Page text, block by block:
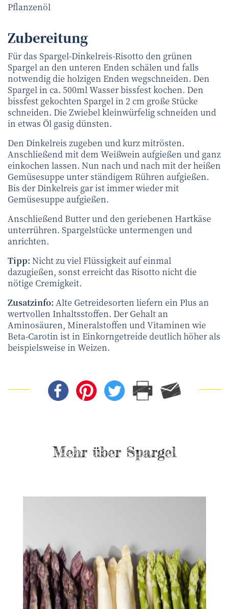
Pflanzenöl
Zubereitung
Für das Spargel-Dinkelreis-Risotto den grünen
Spargel an den unteren Enden schälen und falls
notwendig die holzigen Enden wegschneiden. Den
Spargel in ca. 500ml Wasser bissfest kochen. Den
bissfest gekochten Spargel in 2 cm große Stücke
schneiden. Die Zwiebel kleinwürfelig schneiden und
in etwas Öl gasig dünsten.
Den Dinkelreis zugeben und kurz mitrösten.
Anschließend mit dem Weißwein aufgießen und ganz
einkochen lassen. Nun nach und nach mit der heißen
Gemüsesuppe unter ständigem Rühren aufgießen.
Bis der Dinkelreis gar ist immer wieder mit
Gemüsesuppe aufgießen.
Anschließend Butter und den geriebenen Hartkäse
unterrühren. Spargelstücke untermengen und
anrichten.
Tipp: Nicht zu viel Flüssigkeit auf einmal
dazugießen, sonst erreicht das Risotto nicht die
nötige Cremigkeit.
Zusatzinfo: Alte Getreidesorten liefern ein Plus an
wertvollen Inhaltsstoffen. Der Gehalt an
Aminosäuren, Mineralstoffen und Vitaminen wie
Beta-Carotin ist in Einkorngetreide deutlich höher als
beispielsweise in Weizen.
Mehr über Spargel